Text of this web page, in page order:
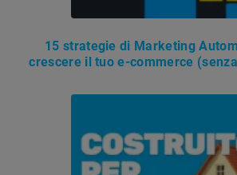
15 strategie di Marketing
crescere il tuo e-commerce